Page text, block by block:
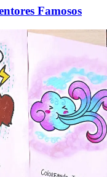
Famosos